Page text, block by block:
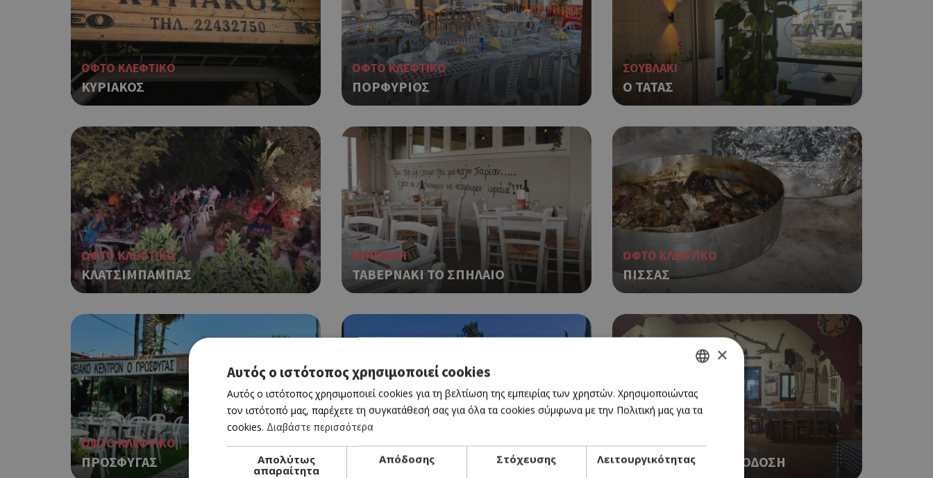
ΟΦΤΟ ΚΛΕΦΤΙΚΟ
ΚΥΡΙΑΚΟΣ
ΟΦΤΟ ΚΛΕΦΤΙΚΟ
ΠΟΡΦΥΡΙΟΣ
ΣΟΥΒΛΑΚΙ
Ο ΤΑΤΑΣ
ΟΦΤΟ ΚΛΕΦΤΙΚΟ
ΚΛΑΤΣΙΜΠΑΜΠΑΣ
ΚΥΠΡΙΑΚΗ
ΤΑΒΕΡΝΑΚΙ ΤΟ ΣΠΗΛΑΙΟ
ΟΦΤΟ ΚΛΕΦΤΙΚΟ
ΠΙΣΣΑΣ
ΟΦΤΟ ΚΛΕΦΤΙΚΟ
ΠΡΟΣΦΥΓΑΣ
ΚΥΠΡΙΑΚΗ ΤΑΒΕΡΝΑ
ΟΔΟΦΡΑΓΜΑ
ΤΑΒΕΡΝΑ
Η ΤΑΒΕΡΝΑ ΤΟΥ ΘΕΟΔΟΣΗ
GREEK
ENGLISH
×
Αυτός ο ιστότοπος χρησιμοποιεί cookies
Αυτός ο ιστότοπος χρησιμοποιεί cookies για τη βελτίωση της εμπειρίας των χρηστών. Χρησιμοποιώντας
τον ιστότοπό μας, παρέχετε τη συγκατάθεσή σας για όλα τα cookies σύμφωνα με την Πολιτική μας για τα
cookies. Διαβάστε περισσότερα
Απολύτως
απαραίτητα
Απόδοσης Στόχευσης Λειτουργικότητας